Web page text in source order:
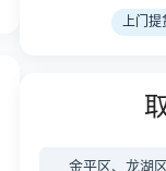
上门提
金平区、龙湖